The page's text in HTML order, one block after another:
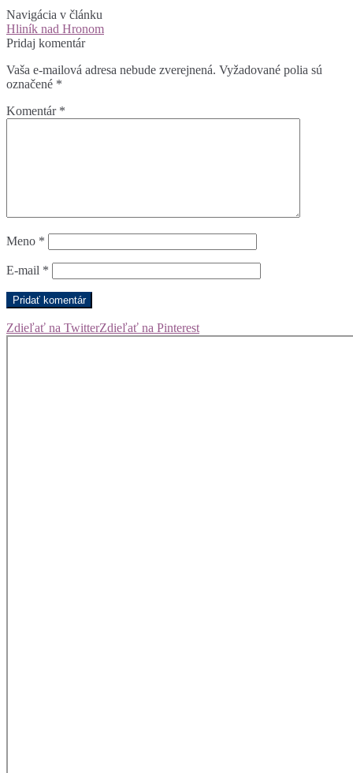
Navigácia v článku
Hliník nad Hronom
Pridaj komentár
Vaša e-mailová adresa nebude zverejnená. Vyžadované polia sú
označené *
Komentár *
Meno *
E-mail *
Zdieľať na TwitterZdieľať na Pinterest